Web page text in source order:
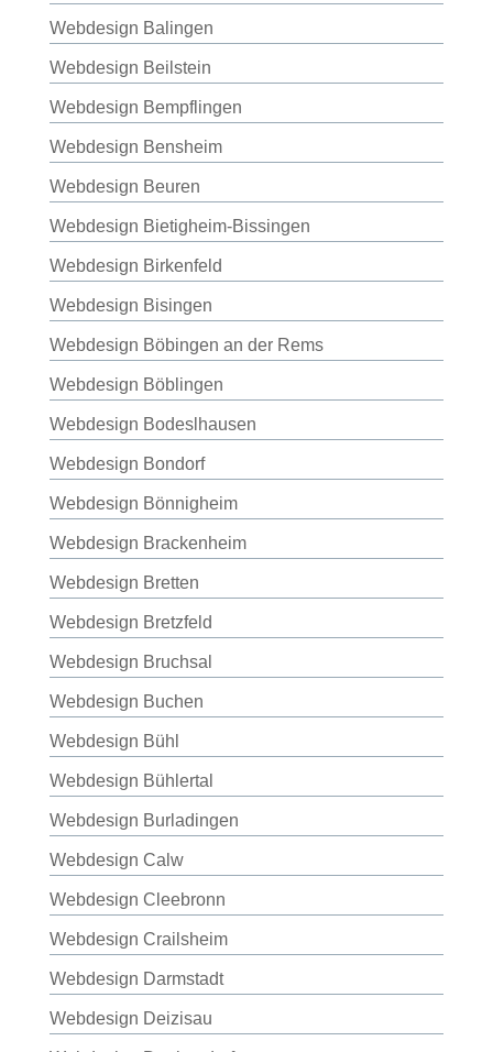
Webdesign Balingen
Webdesign Beilstein
Webdesign Bempflingen
Webdesign Bensheim
Webdesign Beuren
Webdesign Bietigheim-Bissingen
Webdesign Birkenfeld
Webdesign Bisingen
Webdesign Böbingen an der Rems
Webdesign Böblingen
Webdesign Bodeslhausen
Webdesign Bondorf
Webdesign Bönnigheim
Webdesign Brackenheim
Webdesign Bretten
Webdesign Bretzfeld
Webdesign Bruchsal
Webdesign Buchen
Webdesign Bühl
Webdesign Bühlertal
Webdesign Burladingen
Webdesign Calw
Webdesign Cleebronn
Webdesign Crailsheim
Webdesign Darmstadt
Webdesign Deizisau